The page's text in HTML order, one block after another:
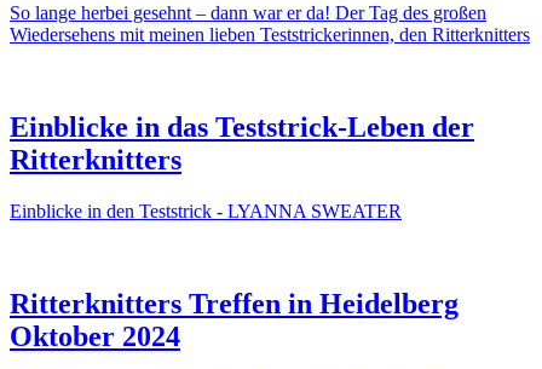
So lange herbei gesehnt – dann war er da! Der Tag des großen
Wiedersehens mit meinen lieben Teststrickerinnen, den Ritterknitters
Einblicke in das Teststrick-Leben der
Ritterknitters
Einblicke in den Teststrick - LYANNA SWEATER
Ritterknitters Treffen in Heidelberg
Oktober 2024